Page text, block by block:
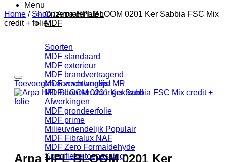
Menu
Onze materialen
MDF
Soorten
MDF standaard
MDF exterieur
MDF brandvertragend
MDF vochtwerend MR
MDF door en door gekleurd
Afwerkingen
MDF grondeerfolie
MDF prime
Milieuvriendelijk
MDF Fibralux NAF
MDF Zero Formaldehyde
Specifieke toepassing
Home / Shop/Arpa HPL BLOOM 0201 Ker Sabbia FSC Mix
credit + folie
Toevoegen aan verlanglijst
Arpa HPL BLOOM 0201 Ker